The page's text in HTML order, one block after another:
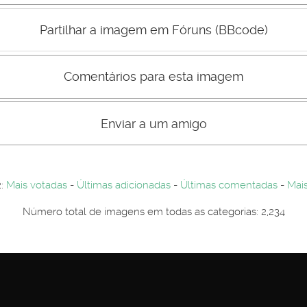
Mau Bom
Partilhar a imagem em Fóruns (BBcode)
Comentários para esta imagem
comentário não são visiveis para visitantes. Por-favor registe-
Por-favor registe-se...Enviar a um amigo
Mais votadas - Últimas adicionadas - Últimas comentadas -
Número total de imagens em todas as categorias: 2,234